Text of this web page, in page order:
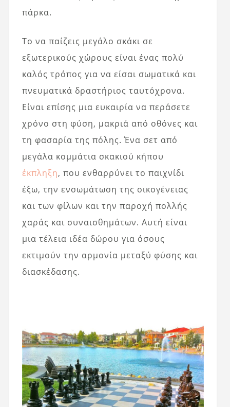
πάρκα.
Το να παίζεις μεγάλο σκάκι σε
εξωτερικούς χώρους είναι ένας πολύ
καλός τρόπος για να είσαι σωματικά και
πνευματικά δραστήριος ταυτόχρονα.
Είναι επίσης μια ευκαιρία να περάσετε
χρόνο στη φύση, μακριά από οθόνες και
τη φασαρία της πόλης. Ένα σετ από
μεγάλα κομμάτια σκακιού κήπου
έκπληξη, που ενθαρρύνει το παιχνίδι
έξω, την ενσωμάτωση της οικογένειας
και των φίλων και την παροχή πολλής
χαράς και συναισθημάτων. Αυτή είναι
μια τέλεια ιδέα δώρου για όσους
εκτιμούν την αρμονία μεταξύ φύσης και
διασκέδασης.